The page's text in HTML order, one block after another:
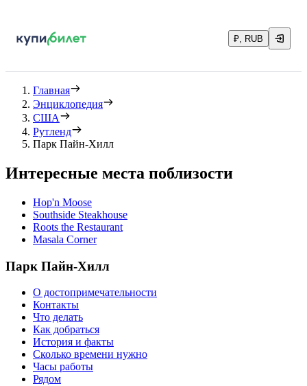
₽, RUB
Главная
Энциклопедия
США
Рутленд
Парк Пайн-Хилл
Интересные места поблизости
Hop'n Moose
Southside Steakhouse
Roots the Restaurant
Masala Corner
Парк Пайн-Хилл
О достопримечательности
Контакты
Что делать
Как добраться
История и факты
Сколько времени нужно
Часы работы
Рядом